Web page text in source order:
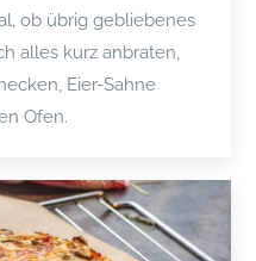
ob übrig gebliebenes
alles kurz anbraten,
Eier-Sahne
Ofen.